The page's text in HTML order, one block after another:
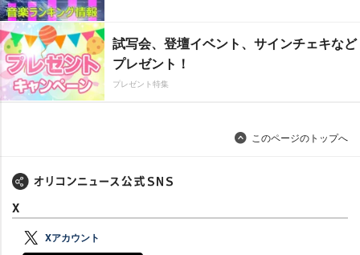
試写会、登壇イベント、サインチェキなど
プレゼント！
プレゼント特集
このページのトップへ
X
Xアカウント